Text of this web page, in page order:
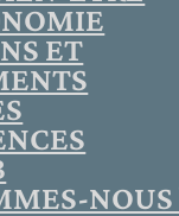
ET
NOUS